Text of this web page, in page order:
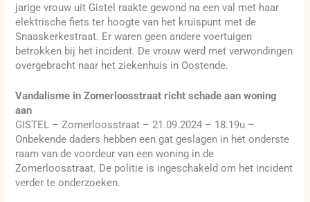
jarige vrouw uit Gistel raakte gewond na een val met haar
elektrische fiets ter hoogte van het kruispunt met de
Snaaskerkestraat. Er waren geen andere voertuigen
betrokken bij het incident. De vrouw werd met verwondingen
overgebracht naar het ziekenhuis in Oostende.
Vandalisme in Zomerloosstraat richt schade aan woning
aan
GISTEL – Zomerloosstraat – 21.09.2024 – 18.19u –
Onbekende daders hebben een gat geslagen in het onderste
raam van de voordeur van een woning in de
Zomerloosstraat. De politie is ingeschakeld om het incident
verder te onderzoeken.